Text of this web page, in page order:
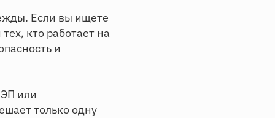
Если вы ищете
кто работает на
и
или
только одну